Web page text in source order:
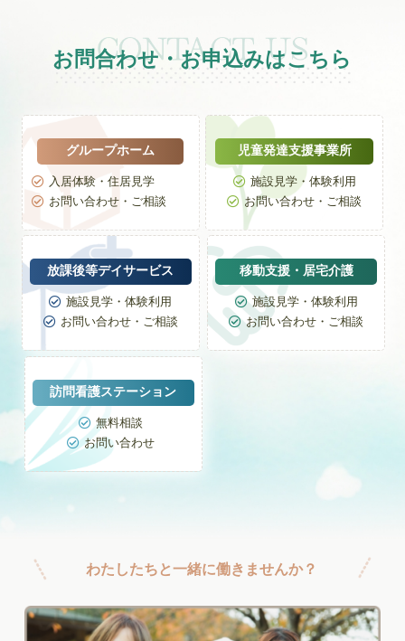
お問合わせ・お申込みはこちら
グループホーム
 入居体験・住居見学
 お問い合わせ・ご相談
児童発達支援事業所
 施設見学・体験利用
 お問い合わせ・ご相談
放課後等デイサービス
 施設見学・体験利用
 お問い合わせ・ご相談
移動支援・居宅介護
 施設見学・体験利用
 お問い合わせ・ご相談
訪問看護ステーション
 無料相談
 お問い合わせ
わたしたちと一緒に働きませんか？